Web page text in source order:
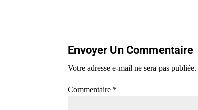
Envoyer Un Commentaire
Votre adresse e-mail ne sera pas publiée.
Commentaire *